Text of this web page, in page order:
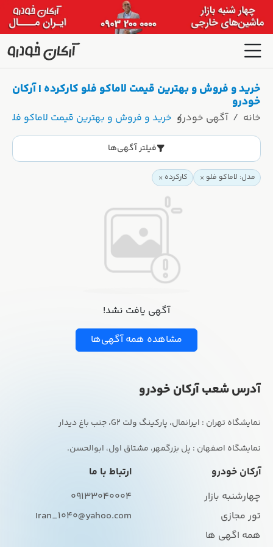
خرید و فروش و بهترین قیمت لاماکو فلو کارکرده | آرکان
خودرو
خانه آگهی خودرو خرید و فروش و بهترین قیمت لاماکو فلو
فیلتر آگهی‌ها
مدل: لاماکو فلو کارکرده
آگهی یافت نشد!
مشاهده همه آگهی‌ها
آدرس شعب آرکان خودرو
نمایشگاه اصفهان : پل بزرگمهر، مشتاق اول، ابوالحسن.
آرکان خودرو
چهارشنبه بازار
تور مجازی
همه اگهی ها
ارتباط با ما
09133040004
Iran_1040@yahoo.com